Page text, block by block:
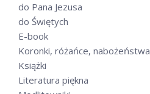
do Pana Jezusa
do Świętych
E-book
Koronki, różańce, nabożeństwa
Książki
Literatura piękna